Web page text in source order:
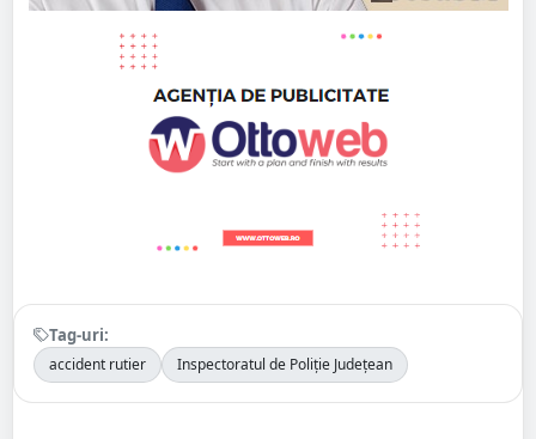
Tag-uri:
accident rutier Inspectoratul de Poliție Județean